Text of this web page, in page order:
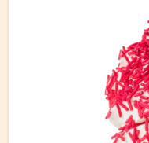
Jobba hos oss